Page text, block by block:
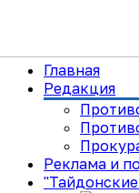
Главная
Редакция
Реклама и